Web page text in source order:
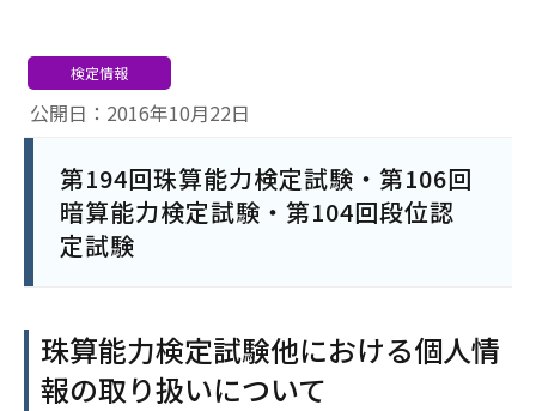
公開日：2016年10月22日
検定情報
第194回珠算能力検定試験・第106回
暗算能力検定試験・第104回段位認
定試験
珠算能力検定試験他における個人情
報の取り扱いについて